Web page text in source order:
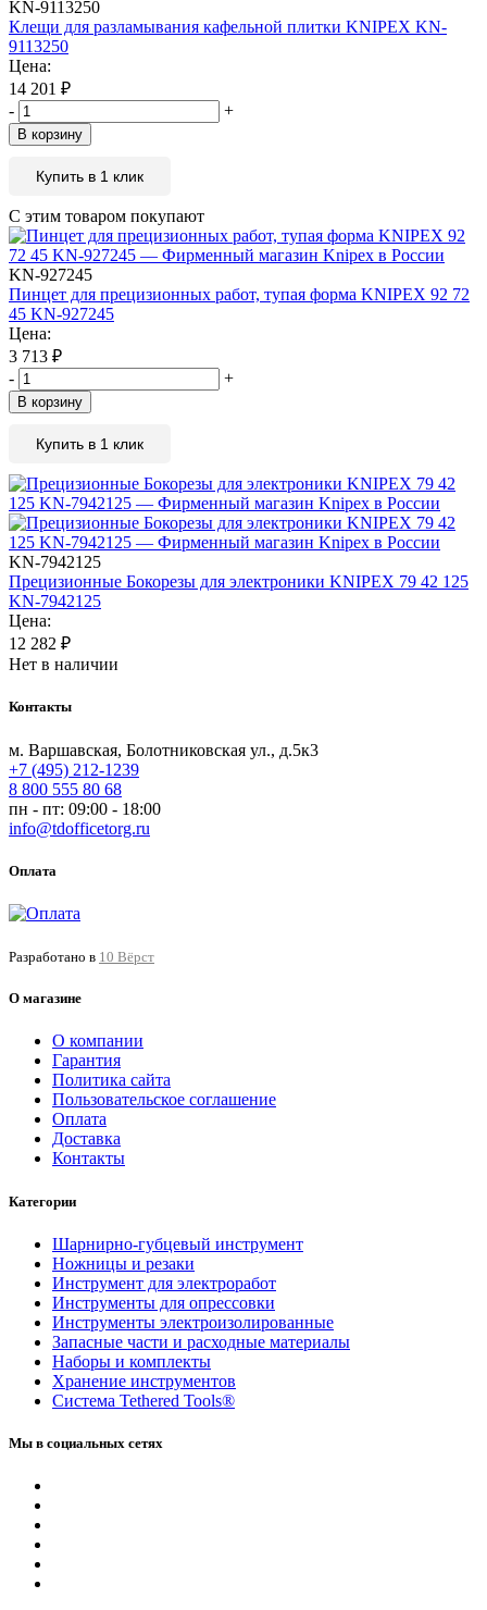
KN-9113250
Клещи для разламывания кафельной плитки KNIPEX KN-
9113250
Цена:
14 201 ₽
-
+
В корзину
Купить в 1 клик
С этим товаром покупают
KN-927245
Пинцет для прецизионных работ, тупая форма KNIPEX 92 72
45 KN-927245
Цена:
3 713 ₽
-
+
В корзину
Купить в 1 клик
KN-7942125
Прецизионные Бокорезы для электроники KNIPEX 79 42 125
KN-7942125
Цена:
12 282 ₽
Нет в наличии
Контакты
м. Варшавская, Болотниковская ул., д.5к3
+7 (495) 212-1239
8 800 555 80 68
пн - пт: 09:00 - 18:00
info@tdofficetorg.ru
Оплата
Разработано в 10 Вёрст
О магазине
О компании
Гарантия
Политика сайта
Пользовательское соглашение
Оплата
Доставка
Контакты
Категории
Шарнирно-губцевый инструмент
Ножницы и резаки
Инструмент для электроработ
Инструменты для опрессовки
Инструменты электроизолированные
Запасные части и расходные материалы
Наборы и комплекты
Хранение инс­тру­мен­тов
Система Tethered Tools®
Мы в социальных сетях